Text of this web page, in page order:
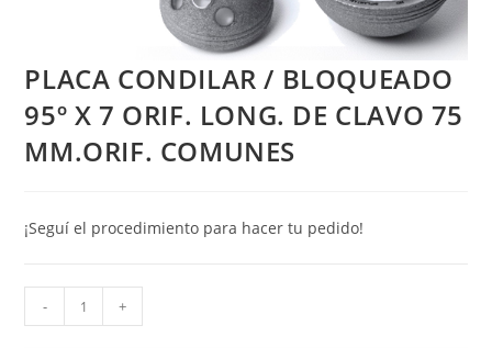
PLACA CONDILAR / BLOQUEADO
95º X 7 ORIF. LONG. DE CLAVO 75
MM.ORIF. COMUNES
¡Seguí el procedimiento para hacer tu pedido!
CONDILAR
- +